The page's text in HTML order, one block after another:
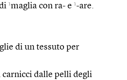
1maglia con ra- e 1-are.
di un tessuto per
dalle pelli degli